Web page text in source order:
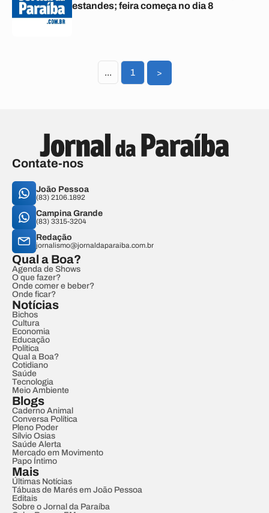
estandes; feira começa no dia 8
... 1 >
Contate-nos
João Pessoa
(83) 2106.1892
Campina Grande
(83) 3315-3204
Redação
jornalismo@jornaldaparaiba.com.br
Qual a Boa?
Agenda de Shows
O que fazer?
Onde comer e beber?
Onde ficar?
Notícias
Bichos
Cultura
Economia
Educação
Política
Qual a Boa?
Cotidiano
Saúde
Tecnologia
Meio Ambiente
Blogs
Caderno Animal
Conversa Política
Pleno Poder
Sílvio Osias
Saúde Alerta
Mercado em Movimento
Papo Íntimo
Mais
Últimas Notícias
Tábuas de Marés em João Pessoa
Editais
Sobre o Jornal da Paraíba